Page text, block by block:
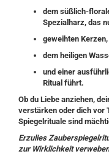
dem süßlich-
Spezialharz, das
geweihten Kerzen,
dem heiligen
und einer
Ritual führt.
Ob du Liebe anziehen,
verstärken oder dich vor
Spiegelrituale sind
Erzulies
zur Wirklichkeit